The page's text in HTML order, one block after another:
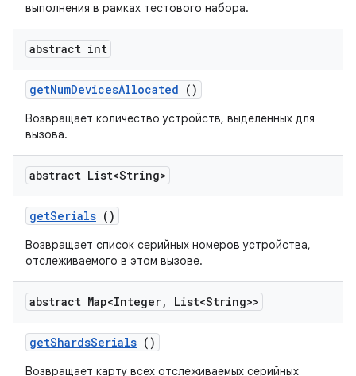
выполнения в рамках тестового набора.
abstract int
getNumDevicesAllocated ()
Возвращает количество устройств, выделенных для
вызова.
abstract List<String>
getSerials ()
Возвращает список серийных номеров устройства,
отслеживаемого в этом вызове.
abstract Map<Integer, List<String>>
getShardsSerials ()
Возвращает карту всех отслеживаемых серийных